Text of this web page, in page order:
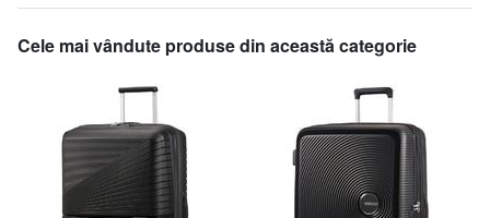
Cele mai vândute produse din această categorie